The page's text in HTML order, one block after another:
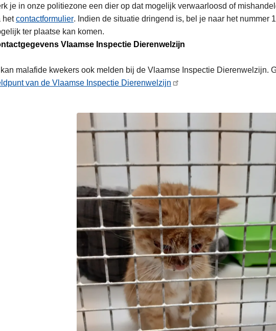
je in onze politiezone een dier op dat mogelijk verwaarloosd of
hetcontactformulier. Indien de situatie dringend is, bel je naar het nummer
ter plaatse kan komen.
Vlaamse Inspectie Dierenwelzijn
malafide kwekers ook melden bij de Vlaamse Inspectie Dierenwelzijn.
van de Vlaamse Inspectie Dierenwelzijn